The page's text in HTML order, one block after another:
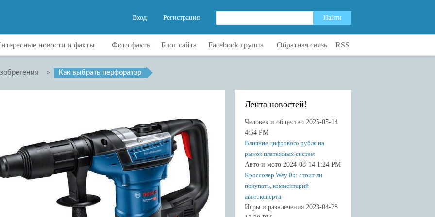
Вход Регистрация
новости и факты Фото факты Блог сайта Facebook группа Обратная связь RSS
» Как выбрать перфоратор
Лента новостей!
Человек и общество 2025-05-14
4:54 PM
Влияние цифрового рубля на
рынок платежных систем
Авто и мото 2024-08-14 1:24 PM
Кроссовер Wey 05: стоит ли
покупать, комментарий
автоэксперта
Игры и развлечения 2023-04-28